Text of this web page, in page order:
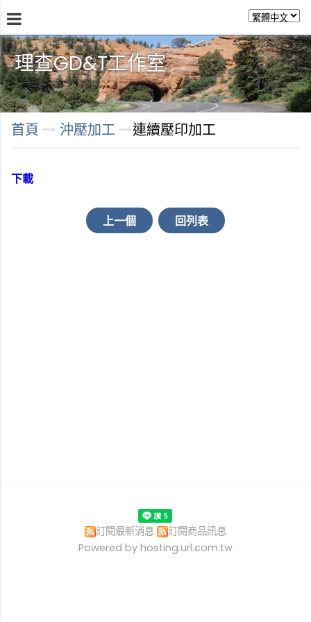
理查GD&T工作室
首頁 沖壓加工 連續壓印加工
下載
上一個 回列表
訂閱最新消息
訂閱商品訊息
Powered by hosting.url.com.tw